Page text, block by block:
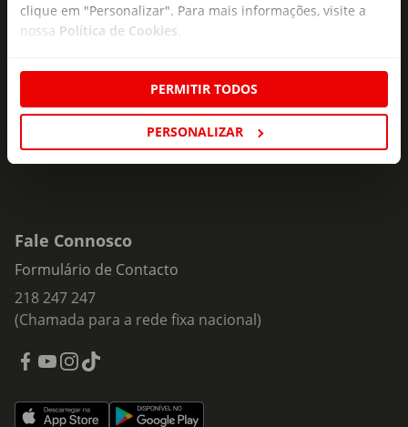
clique em "Personalizar". Para mais informações, visite a
nossa Política de Cookies
PERMITIR TODOS
PERSONALIZAR
Subscreva e descubra campanhas exclusivas,
Insira o seu e-
Fale Connosco
Formulário de Contacto
218 247 247
(Chamada para a rede fixa nacional)